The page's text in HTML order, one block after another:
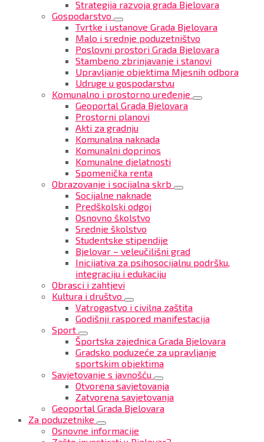
Strategija razvoja grada Bjelovara
Gospodarstvo
Tvrtke i ustanove Grada Bjelovara
Malo i srednje poduzetništvo
Poslovni prostori Grada Bjelovara
Stambeno zbrinjavanje i stanovi
Upravljanje objektima Mjesnih odbora
Udruge u gospodarstvu
Komunalno i prostorno uređenje
Geoportal Grada Bjelovara
Prostorni planovi
Akti za gradnju
Komunalna naknada
Komunalni doprinos
Komunalne djelatnosti
Spomenička renta
Obrazovanje i socijalna skrb
Socijalne naknade
Predškolski odgoj
Osnovno školstvo
Srednje školstvo
Studentske stipendije
Bjelovar – veleučilišni grad
Inicijativa za psihosocijalnu podršku,
integraciju i edukaciju
Obrasci i zahtjevi
Kultura i društvo
Vatrogastvo i civilna zaštita
Godišnji raspored manifestacija
Sport
Športska zajednica Grada Bjelovara
Gradsko poduzeće za upravljanje
sportskim objektima
Savjetovanje s javnošću
Otvorena savjetovanja
Zatvorena savjetovanja
Geoportal Grada Bjelovara
Za poduzetnike
Osnovne informacije